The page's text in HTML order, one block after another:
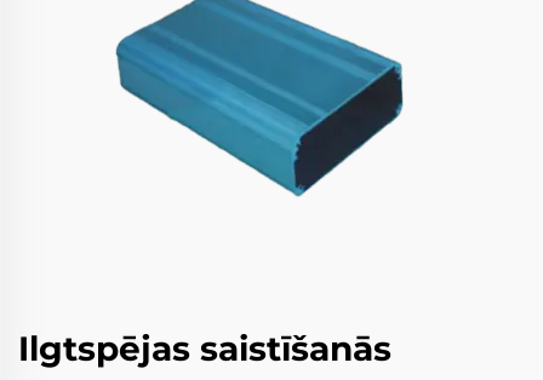
Ilgtspējas saistīšanās